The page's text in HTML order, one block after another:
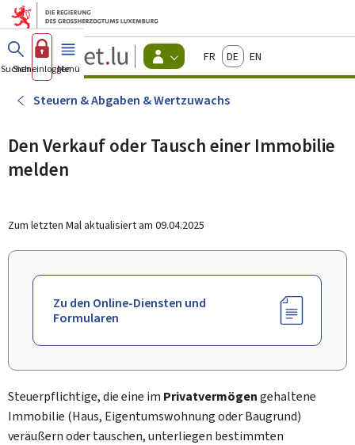
Zum Hauptmenü
Zum Inhalt
Guichet.lu
Changer
d'espace
Menu
actif
FrançaisDeutschEnglish
Suchen
Sich einloggen
Menü Haupt-
Steuern & Abgaben & Wertzuwachs
Den Verkauf oder Tausch einer Immobilie
melden
Zum letzten Mal aktualisiert am 09.04.2025
Zu den Online-Diensten und
Formularen
Steuerpflichtige, die eine im Privatvermögengehaltene
Immobilie (Haus, Eigentumswohnung oder Baugrund)
veräußern oder tauschen, unterliegen bestimmten